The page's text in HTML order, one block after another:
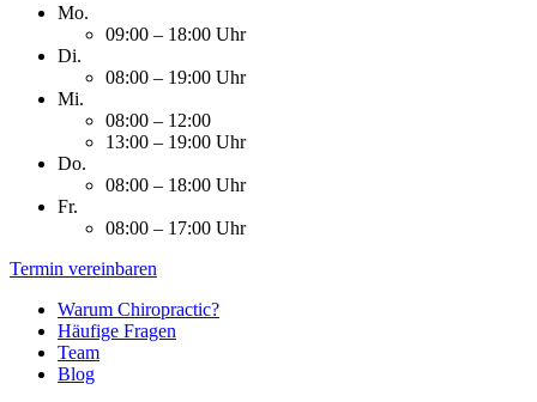
Mo.
09:00 – 18:00 Uhr
Di.
08:00 – 19:00 Uhr
Mi.
08:00 – 12:00
13:00 – 19:00 Uhr
Do.
08:00 – 18:00 Uhr
Fr.
08:00 – 17:00 Uhr
Termin vereinbaren
Warum Chiropractic?
Häufige Fragen
Team
Blog